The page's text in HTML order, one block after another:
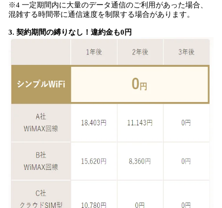
※4 一定期間内に大量のデータ通信のご利用があった場合、
混雑する時間帯に通信速度を制限する場合があります。
3. 契約期間の縛りなし！違約金も0円